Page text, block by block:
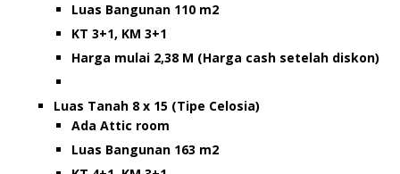
Luas Bangunan 110 m2
KT 3+1, KM 3+1
Harga mulai 2,38 M (Harga cash setelah diskon)
Luas Tanah 8 x 15 (Tipe Celosia)
Ada Attic room
Luas Bangunan 163 m2